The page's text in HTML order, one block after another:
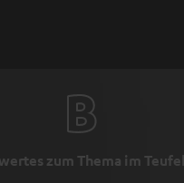
zum Thema im